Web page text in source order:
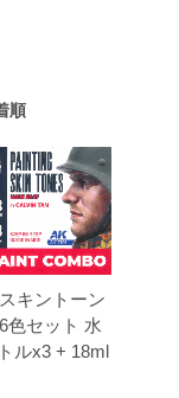
順
キントーン
色セット 水
ルx3 + 18ml